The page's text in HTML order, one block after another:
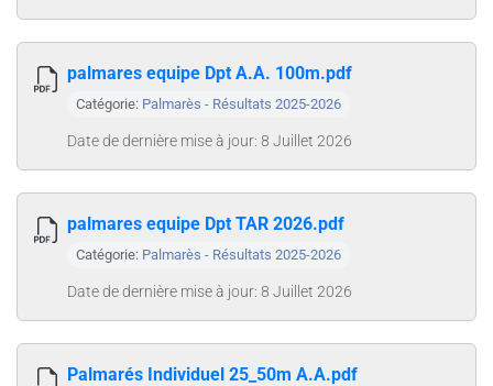
palmares equipe Dpt A.A. 100m.pdf
Catégorie: Palmarès - Résultats 2025-2026
Date de dernière mise à jour: 8 Juillet 2026
palmares equipe Dpt TAR 2026.pdf
Catégorie: Palmarès - Résultats 2025-2026
Date de dernière mise à jour: 8 Juillet 2026
Palmarés Individuel 25_50m A.A.pdf